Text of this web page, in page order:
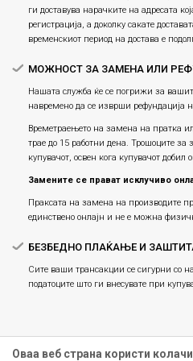
ги доставува нарачките на адресата
регистрација, а доколку сакате
временскиот период на достава е
МОЖНОСТ ЗА ЗАМЕНА ИЛИ
Нашата служба ќе се погрижи за
навремено да се изврши рефундација
Времетраењето на замена на пратка
трае до 15 работни дена. Трошоците
купувачот, освен кога купувачот
Замените се прават исклучиво
Праксата на замена на производите
единствено онлајн и не е можна
БЕЗБЕДНО ПЛАЌАЊЕ И
Сите ваши трансакции се сигурни со
податоците што ги внесувате при
Оваа веб страна користи